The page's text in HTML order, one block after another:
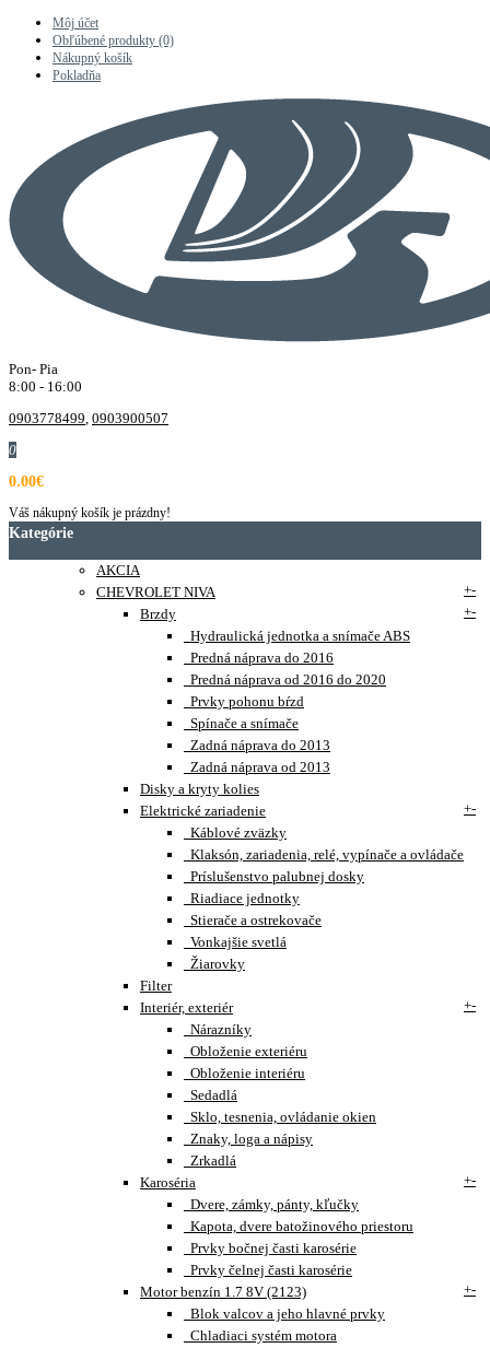
Môj účet
Obľúbené produkty (0)
Nákupný košík
Pokladňa
Pon- Pia
8:00 - 16:00
0903778499, 0903900507
0
0.00€
Váš nákupný košík je prázdny!
Kategórie
AKCIA
CHEVROLET NIVA
+-
Brzdy
+-
Hydraulická jednotka a snímače ABS
Predná náprava do 2016
Predná náprava od 2016 do 2020
Prvky pohonu bŕzd
Spínače a snímače
Zadná náprava do 2013
Zadná náprava od 2013
Disky a kryty kolies
Elektrické zariadenie
+-
Káblové zväzky
Klaksón, zariadenia, relé, vypínače a ovládače
Príslušenstvo palubnej dosky
Riadiace jednotky
Stierače a ostrekovače
Vonkajšie svetlá
Žiarovky
Filter
Interiér, exteriér
+-
Nárazníky
Obloženie exteriéru
Obloženie interiéru
Sedadlá
Sklo, tesnenia, ovládanie okien
Znaky, loga a nápisy
Zrkadlá
Karoséria
+-
Dvere, zámky, pánty, kľučky
Kapota, dvere batožinového priestoru
Prvky bočnej časti karosérie
Prvky čelnej časti karosérie
Motor benzín 1.7 8V (2123)
+-
Blok valcov a jeho hlavné prvky
Chladiaci systém motora